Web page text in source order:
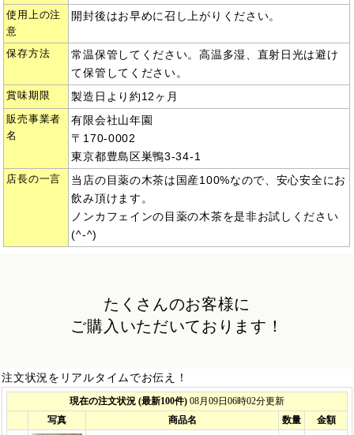
使用上の注
意
開封後はお早めに召し上がりください。
保存方法
常温保管してください。高温多湿、直射日光は避け
て保管してください。
賞味期限 製造日より約12ヶ月
販売事業者
名
有限会社山年園
〒170-0002
東京都豊島区巣鴨3-34-1
店長の一言
当店の目薬の木茶は国産100%なので、安心安全にお
飲み頂けます。
ノンカフェインの目薬の木茶を是非お試しください
(^-^)
たくさんのお客様に
ご購入いただいております！
注文状況をリアルタイムでお伝え！